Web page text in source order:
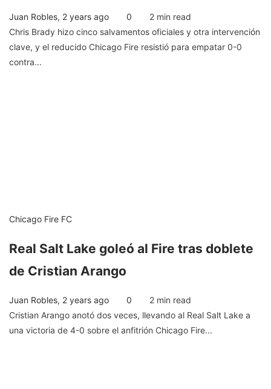
Juan Robles, 2 years ago 0 2 min read
Chris Brady hizo cinco salvamentos oficiales y otra intervención
clave, y el reducido Chicago Fire resistió para empatar 0-0
contra...
Chicago Fire FC
Real Salt Lake goleó al Fire tras doblete
de Cristian Arango
Juan Robles, 2 years ago 0 2 min read
Cristian Arango anotó dos veces, llevando al Real Salt Lake a
una victoria de 4-0 sobre el anfitrión Chicago Fire...